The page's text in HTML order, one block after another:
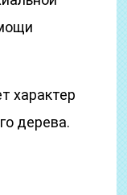
характер
дерева.